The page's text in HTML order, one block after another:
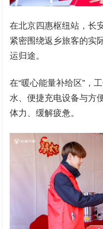
在北京四惠枢纽站，长
紧密围绕返乡旅客的实
运归途。
在“暖心能量补给区”，
水、便捷充电设备与方
体力、缓解疲惫。